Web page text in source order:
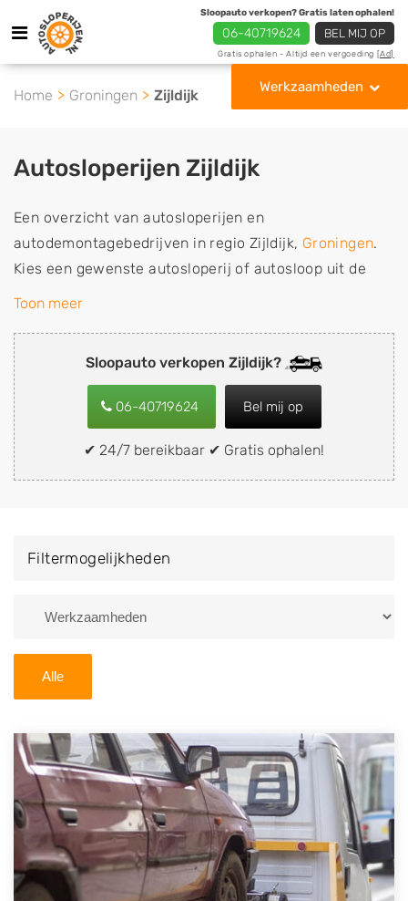
Sloopauto verkopen? Gratis laten ophalen!
06-40719624 BEL MIJ OP
Gratis ophalen - Altijd een vergoeding [Ad]
Werkzaamheden
Home Groningen Zijldijk
Sloopauto verkopen Zijldijk?
06-40719624 Bel mij op
✔ 24/7 bereikbaar ✔ Gratis ophalen!
Autosloperijen Zijldijk
Een overzicht van autosloperijen en
autodemontagebedrijven in regio Zijldijk, Groningen.
Kies een gewenste autosloperij of autosloop uit de
lijst die gespecialiseerd is in de verkoop van
de inkoop van sloopauto's, schadeauto's en
tweedehands auto's (ook zonder apk keuring). Wilt u
uw auto, camper, vrachtwagen, motor of brommobiel
snel en eenvoudig verkopen aan een
demontagebedrijf in de buurt, deze zelf wegbrengen
naar de sloop of deze liever laten ophalen op een
van Zijldijk en ontvang een vergoeding voor uw oude
Zoekt u liever naar een sloperij in een andere plaats of
U kunt er ook voor kiezen om direct uw sloopauto te
verkopen en op te laten halen door de Sloopauto
Ophaaldienst van Autosloperijen.nl. Wij kunnen uw
auto gratis ophalen in Zijldijk. Neem telefonisch
contact op of maak een terugbelafspraak. Wilt u
direct een tweedehands auto onderdelen offerte
aanvragen? Dat kan via de Onderdelenlijn! Vul uw
Toon meer
Filtermogelijkheden
Alle